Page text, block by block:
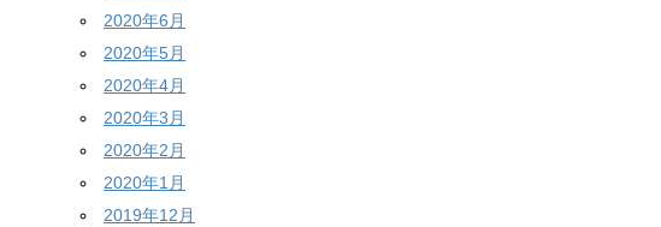
2020年6月
2020年5月
2020年4月
2020年3月
2020年2月
2020年1月
2019年12月